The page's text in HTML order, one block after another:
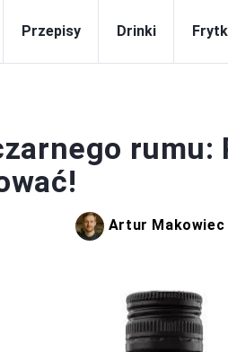
Przepisy Drinki
Artur Makowiec